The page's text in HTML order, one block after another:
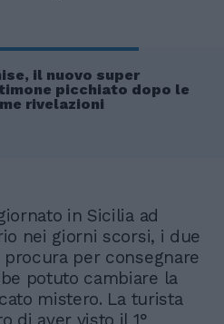
il nuovo super
picchiato dopo le
rivelazioni
in Sicilia ad
nei giorni scorsi, i due
per consegnare
potuto cambiare la
mistero. La turista